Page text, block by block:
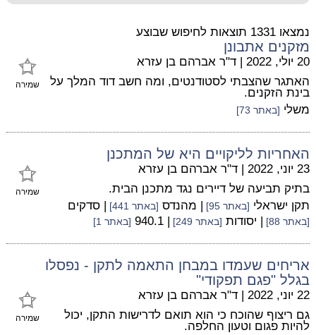
נמצאו 1331 תוצאות לחיפוש שבוצע
מזקנים אתבונן
שמירה
20 יולי, 2022 | ד"ר אברהם בן עזרא
האתגר שהצבתי לסטודנטים, ומה חשב דוד המלך על
בינת הזקנים.
משלי [באתר 73]
האחריות לליקויים היא של המתכנן
שמירה
23 יוני, 2022 | ד"ר אברהם בן עזרא
בתיק תביעה של דיירים נגד מתכנן הבית.
תקן ישראלי [באתר 95] | מהנדס [באתר 441] | סדקים
[באתר 88] | יסודות [באתר 249] | 940.1 [באתר 1]
אריחים שעמדו במבחן התאמה לתקן - נפסלו
בגלל "פגם תפקודי"
שמירה
22 יוני, 2022 | ד"ר אברהם בן עזרא
גם ריצוף שהוכח כי הוא תואם לדרישות התקן, יכול
להיות פגום וטעון החלפה.